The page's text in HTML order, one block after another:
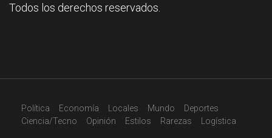
Todos los derechos reservados.
Política Economía Locales Mundo
Deportes
Ciencia/Tecno
Opinión Estilos Rarezas Logística